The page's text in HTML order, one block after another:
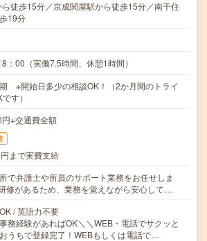
徒歩15分／京成関屋駅から徒歩15分／南千住
19分
：00（実働7.5時間、休憩1時間）
※開始日多少の相談OK！（2か月間のトライ
す）
+交通費全額
まで実費支給
で弁護士や所員のサポート業務をお任せしま
修があるため、業務を覚えながら安心して…
/ 英語力不要
務経験があればOK＼＼WEB・電話でサクッと
うちで登録完了！WEBもしくは電話で…